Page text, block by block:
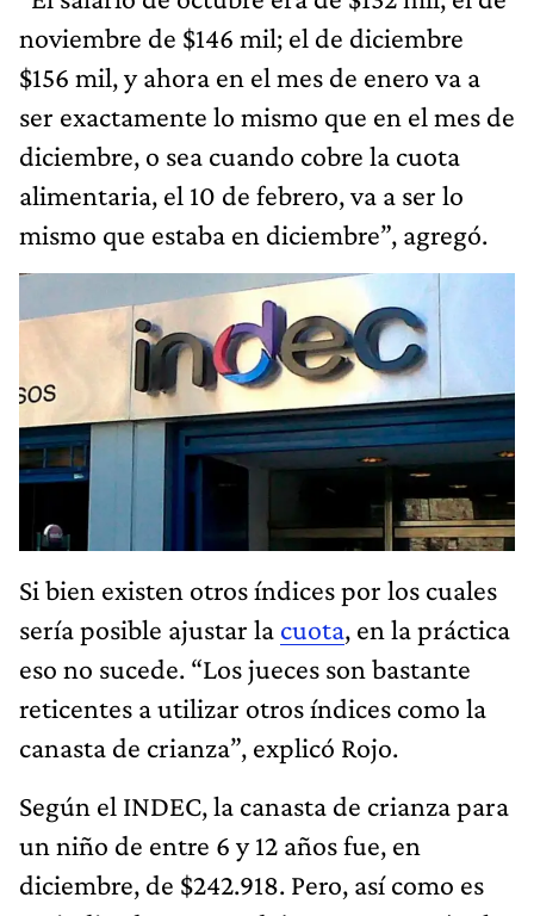
noviembre de $146 mil; el de diciembre
$156 mil, y ahora en el mes de enero va a
ser exactamente lo mismo que en el mes de
diciembre, o sea cuando cobre la cuota
alimentaria, el 10 de febrero, va a ser lo
mismo que estaba en diciembre”, agregó.
Si bien existen otros índices por los cuales
sería posible ajustar la cuota, en la práctica
eso no sucede. “Los jueces son bastante
reticentes a utilizar otros índices como la
canasta de crianza”, explicó Rojo.
Según el INDEC, la canasta de crianza para
un niño de entre 6 y 12 años fue, en
diciembre, de $242.918. Pero, así como es